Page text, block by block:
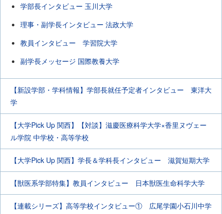
学部長インタビュー 玉川大学
理事・副学長インタビュー 法政大学
教員インタビュー 学習院大学
副学長メッセージ 国際教養大学
【新設学部・学科情報】学部長就任予定者インタビュー 東洋大
学
【大学Pick Up 関西】【対談】滋慶医療科学大学×香里ヌヴェー
ル学院 中学校・高等学校
【大学Pick Up 関西】学長＆学科長インタビュー 滋賀短期大学
【獣医系学部特集】教員インタビュー 日本獣医生命科学大学
【連載シリーズ】高等学校インタビュー① 広尾学園小石川中学